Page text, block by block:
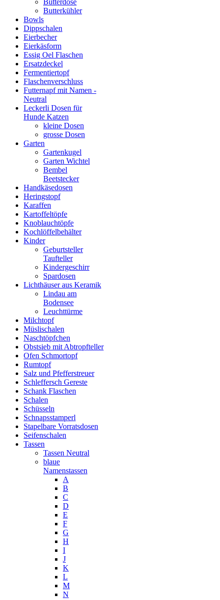
Butterdose
Butterkühler
Bowls
Dippschalen
Eierbecher
Eierkäsform
Essig Oel Flaschen
Ersatzdeckel
Fermentiertopf
Flaschenverschluss
Futternapf mit Namen -
Neutral
Leckerli Dosen für
Hunde Katzen
kleine Dosen
grosse Dosen
Garten
Gartenkugel
Garten Wichtel
Bembel
Beetstecker
Handkäsedosen
Heringstopf
Karaffen
Kartoffeltöpfe
Knoblauchtöpfe
Kochlöffelbehälter
Kinder
Geburtsteller
Taufteller
Kindergeschirr
Spardosen
Lichthäuser aus Keramik
Lindau am
Bodensee
Leuchttürme
Milchtopf
Müslischalen
Naschtöpfchen
Obstsieb mit Abtropfteller
Ofen Schmortopf
Rumtopf
Salz und Pfefferstreuer
Schleffersch Gereste
Schank Flaschen
Schalen
Schüsseln
Schnapsstamperl
Stapelbare Vorratsdosen
Seifenschalen
Tassen
Tassen Neutral
blaue
Namenstassen
A
B
C
D
E
F
G
H
I
J
K
L
M
N